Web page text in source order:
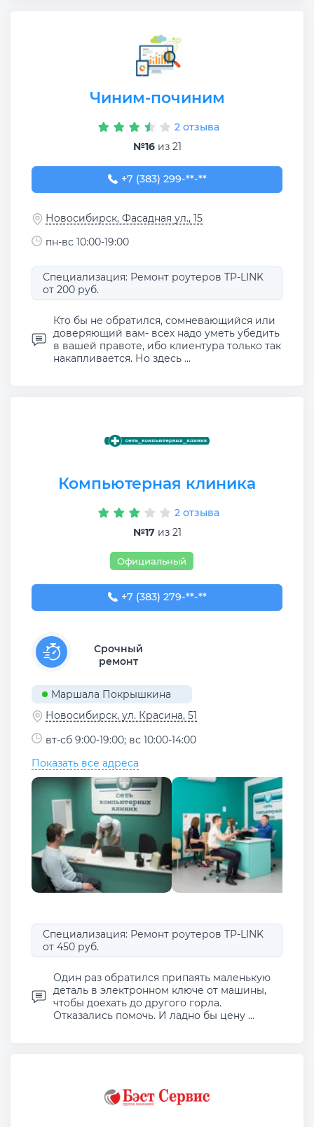
Чиним-починим
2 отзыва
№16из 21
+7 (383) 299-46-23
+7 (383) 299-**-**
Новосибирск, Фасадная ул., 15
пн-вс 10:00-19:00
Специализация: Ремонт роутеров TP-LINK
от 200 руб.
Кто бы не обратился, сомневающийся или
доверяющий вам- всех надо уметь убедить
в вашей правоте, ибо клиентура только так
накапливается. Но здесь ...
Компьютерная клиника
2 отзыва
№17из 21
Официальный
+7 (383) 279-02-64
+7 (383) 279-**-**
Срочный
ремонт
Маршала Покрышкина
Новосибирск, ул. Красина, 51
вт-сб 9:00-19:00; вс 10:00-14:00
Показать все адреса
Специализация: Ремонт роутеров TP-LINK
от 450 руб.
Один раз обратился припаять маленькую
деталь в электронном ключе от машины,
чтобы доехать до другого горла.
Отказались помочь. И ладно бы цену ...